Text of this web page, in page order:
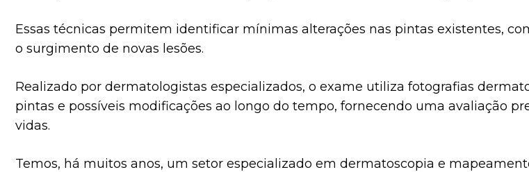
Essas técnicas permitem identificar mínimas alterações nas pintas existentes,
o surgimento de novas lesões.
Realizado por dermatologistas especializados, o exame utiliza fotografias
pintas e possíveis modificações ao longo do tempo, fornecendo uma avaliação
vidas.
Temos, há muitos anos, um setor especializado em dermatoscopia e